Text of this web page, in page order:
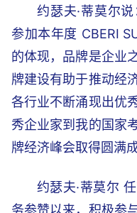
约瑟夫·蒂莫尔
参加本年度 CBERI
的体现，品牌是企业
牌建设有助于推动经
各行业不断涌现出优
秀企业家到我的国家
牌经济峰会取得圆满成
约瑟夫·蒂莫尔
务参赞以来，积极参